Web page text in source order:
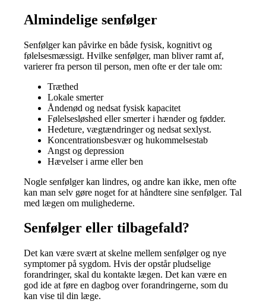
Almindelige senfølger
Senfølger kan påvirke en både fysisk, kognitivt og
følelsesmæssigt. Hvilke senfølger, man bliver ramt af,
varierer fra person til person, men ofte er der tale om:
Træthed
Lokale smerter
Åndenød og nedsat fysisk kapacitet
Følelsesløshed eller smerter i hænder og fødder.
Hedeture, vægtændringer og nedsat sexlyst.
Koncentrationsbesvær og hukommelsestab
Angst og depression
Hævelser i arme eller ben
Nogle senfølger kan lindres, og andre kan ikke, men ofte
kan man selv gøre noget for at håndtere sine senfølger. Tal
med lægen om mulighederne.
Senfølger eller tilbagefald?
Det kan være svært at skelne mellem senfølger og nye
symptomer på sygdom. Hvis der opstår pludselige
forandringer, skal du kontakte lægen. Det kan være en
god ide at føre en dagbog over forandringerne, som du
kan vise til din læge.